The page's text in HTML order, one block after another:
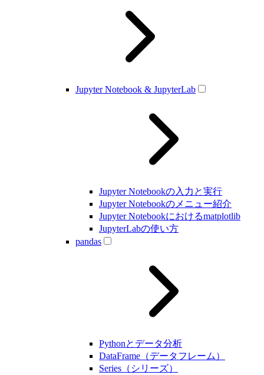
Jupyter Notebook & JupyterLab
Jupyter Notebookの入力と実行
Jupyter Notebookのメニュー紹介
Jupyter Notebookにおけるmatplotlib
JupyterLabの使い方
pandas
Pythonとデータ分析
DataFrame（データフレーム）
Series（シリーズ）